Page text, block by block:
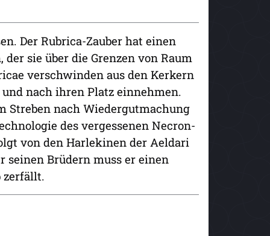
Der Rubrica-Zauber hat einen
sie über die Grenzen von Raum
verschwinden aus den Kerkern
nach ihren Platz einnehmen.
Streben nach Wiedergutmachung
des vergessenen Necron-
von den Harlekinen der Aeldari
seinen Brüdern muss er einen
zerfällt.